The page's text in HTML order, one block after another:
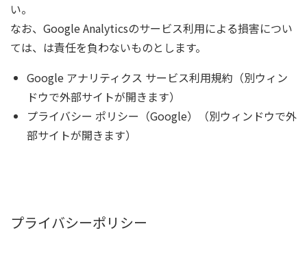
い。
なお、Google Analyticsのサービス利用による損害につい
ては、は責任を負わないものとします。
Google アナリティクス サービス利用規約（別ウィン
ドウで外部サイトが開きます）
プライバシー ポリシー（Google）（別ウィンドウで外
部サイトが開きます）
プライバシーポリシー